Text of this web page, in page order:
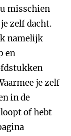
misschien
zelf dacht.
namelijk
en
je zelf
in de
of hebt